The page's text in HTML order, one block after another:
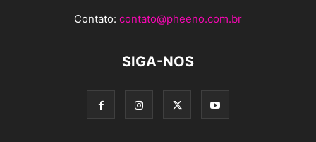
Contato: contato@pheeno.com.br
SIGA-NOS